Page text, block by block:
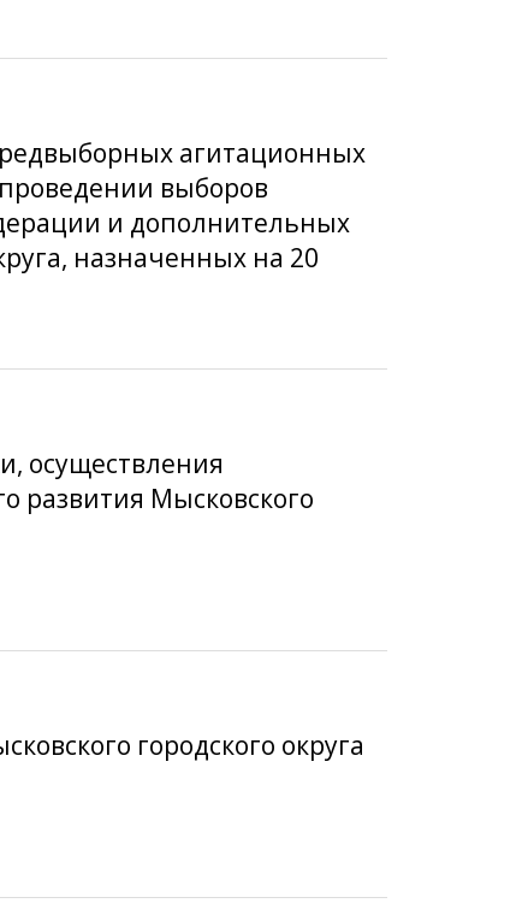
агитационных
выборов
и дополнительных
назначенных на 20
осуществления
развития Мысковского
городского округа